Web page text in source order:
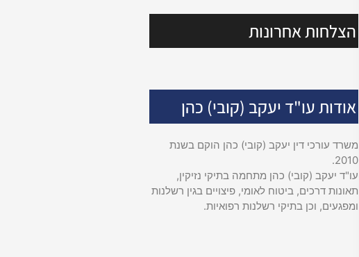
הצלחות אחרונות
אודות עו"ד יעקב (קובי) כהן
משרד עורכי דין יעקב (קובי) כהן הוקם בשנת
2010.
עו"ד יעקב (קובי) כהן מתחמה בתיקי נזיקין,
תאונות דרכים, ביטוח לאומי, פיצויים בגין רשלנות
ומפגעים, וכן בתיקי רשלנות רפואיות.